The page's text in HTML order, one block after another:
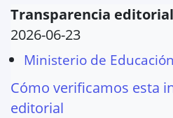
Transparencia editorial
2026-06-23
Ministerio de
Cómo verificamos esta
editorial